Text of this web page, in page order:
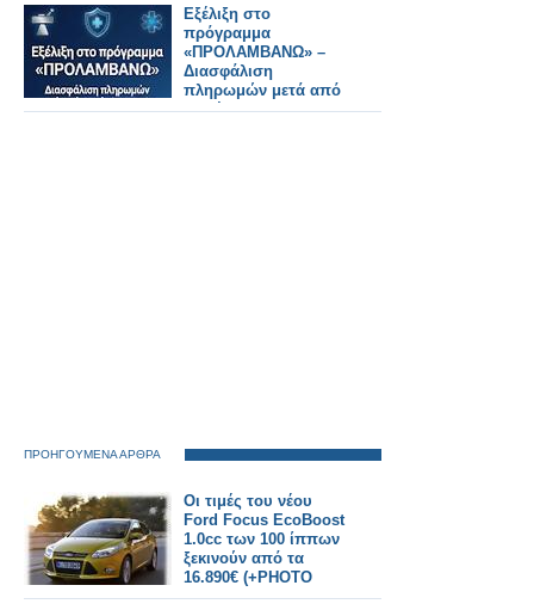
Εξέλιξη στο
πρόγραμμα
«ΠΡΟΛΑΜΒΑΝΩ» –
Διασφάλιση
πληρωμών μετά από
παρέμβαση ΠΦΣ
ΠΡΟΗΓΟΥΜΕΝΑ ΑΡΘΡΑ
Οι τιμές του νέου
Ford Focus EcoBoost
1.0cc των 100 ίππων
ξεκινούν από τα
16.890€ (+PHOTO
GALLERY)